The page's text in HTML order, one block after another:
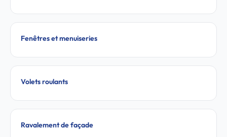
Fenêtres et menuiseries
Volets roulants
Ravalement de façade